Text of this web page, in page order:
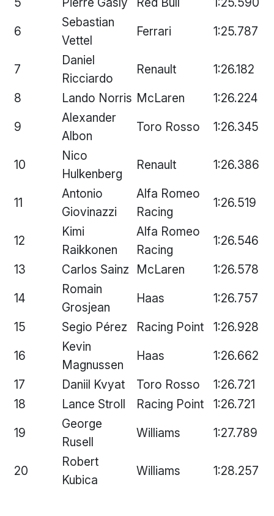
6
Sebastian
Vettel
Ferrari 1:25.787
7
Daniel
Ricciardo
Renault
1:26.182
8
Lando Norris McLaren
1:26.224
9
Alexander
Albon
Toro Rosso 1:26.345
10
Nico
Hulkenberg
Renault 1:26.386
11
Antonio
Giovinazzi
Alfa Romeo
Racing
1:26.519
12
Kimi
Raikkonen
Alfa Romeo
Racing
1:26.546
13
Carlos Sainz McLaren
1:26.578
14
Romain
Grosjean
Haas
1:26.757
15
Segio Pérez Racing Point
1:26.928
16
Kevin
Magnussen
Haas
1:26.662
17
Daniil Kvyat Toro Rosso
1:26.721
18
Lance Stroll Racing Point
1:26.721
19
George
Rusell
Williams 1:27.789
20
Robert
Kubica
Williams 1:28.257